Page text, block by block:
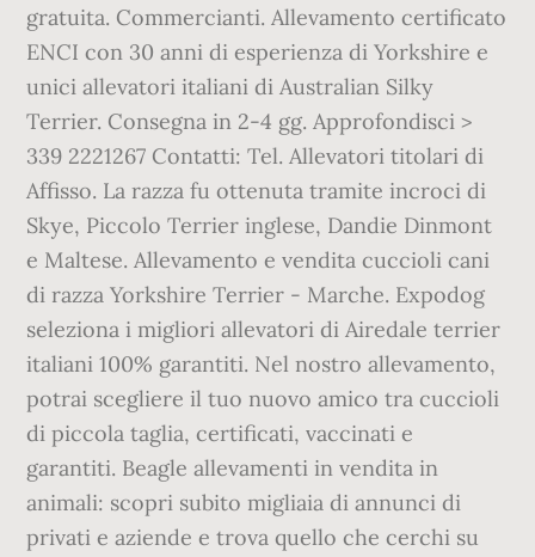
gratuita. Commercianti. Allevamento certificato
ENCI con 30 anni di esperienza di Yorkshire e
unici allevatori italiani di Australian Silky
Terrier. Consegna in 2-4 gg. Approfondisci >
339 2221267 Contatti: Tel. Allevatori titolari di
Affisso. La razza fu ottenuta tramite incroci di
Skye, Piccolo Terrier inglese, Dandie Dinmont
e Maltese. Allevamento e vendita cuccioli cani
di razza Yorkshire Terrier - Marche. Expodog
seleziona i migliori allevatori di Airedale terrier
italiani 100% garantiti. Nel nostro allevamento,
potrai scegliere il tuo nuovo amico tra cuccioli
di piccola taglia, certificati, vaccinati e
garantiti. Beagle allevamenti in vendita in
animali: scopri subito migliaia di annunci di
privati e aziende e trova quello che cerchi su